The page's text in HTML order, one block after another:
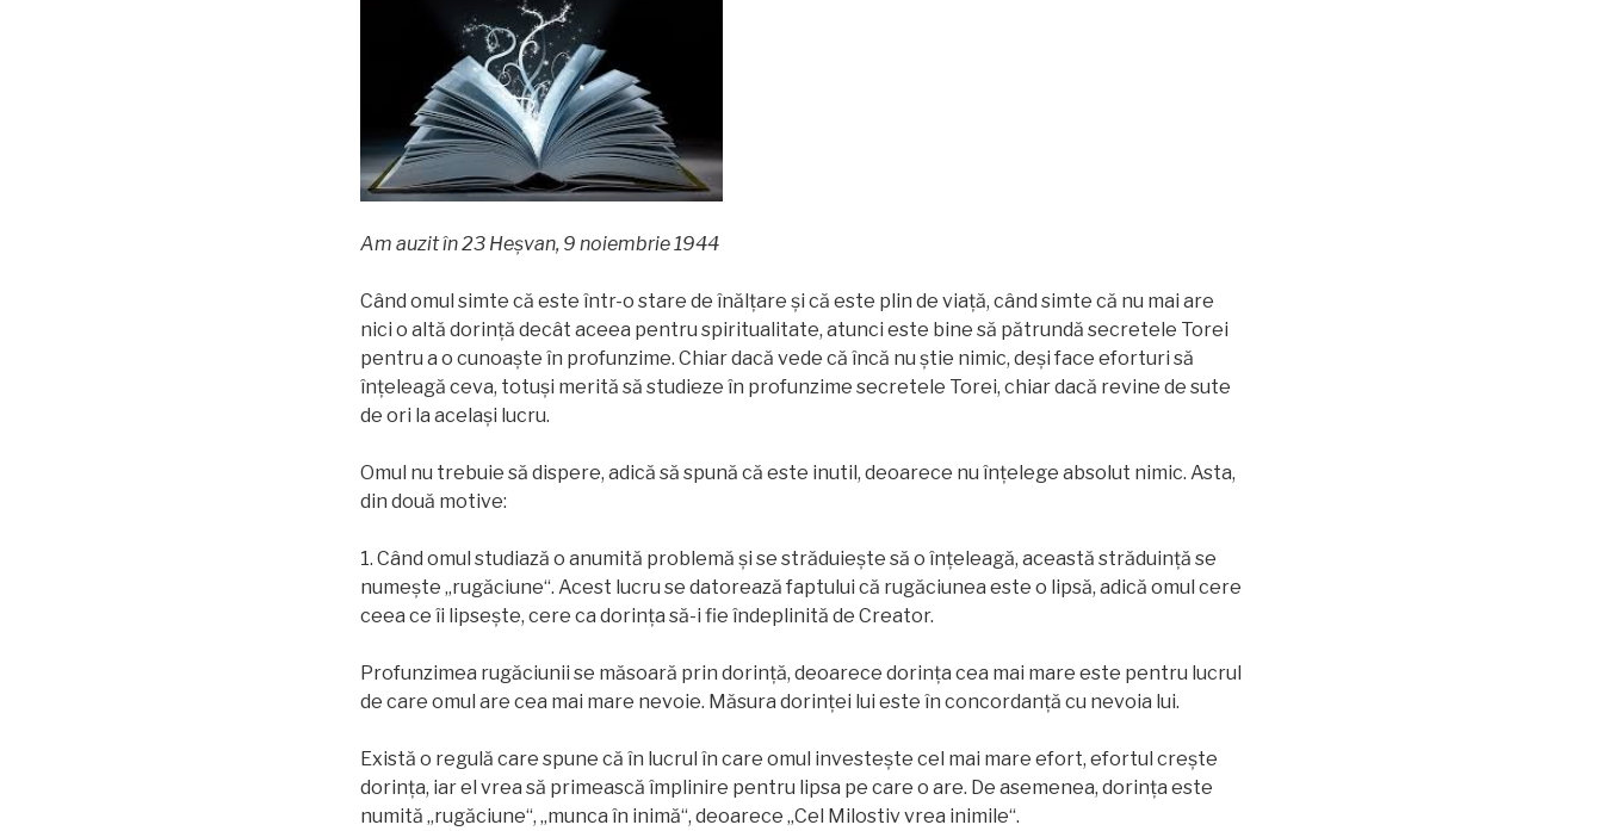
Am auzit în 23 Heșvan, 9 noiembrie 1944
Când omul simte că este într-o stare de înălţare şi că este plin de viaţă, când simte că nu mai are
nici o altă dorinţă decât aceea pentru spiritualitate, atunci este bine să pătrundă secretele Torei
pentru a o cunoaşte în profunzime. Chiar dacă vede că încă nu ştie nimic, deşi face eforturi să
înţeleagă ceva, totuşi merită să studieze în profunzime secretele Torei, chiar dacă revine de sute
de ori la acelaşi lucru.
Omul nu trebuie să dispere, adică să spună că este inutil, deoarece nu înţelege absolut nimic. Asta,
din două motive:
1. Când omul studiază o anumită problemă şi se străduieşte să o înţeleagă, această străduinţă se
numeşte „rugăciune“. Acest lucru se datorează faptului că rugăciunea este o lipsă, adică omul cere
ceea ce îi lipseşte, cere ca dorinţa să-i fie îndeplinită de Creator.
Profunzimea rugăciunii se măsoară prin dorinţă, deoarece dorinţa cea mai mare este pentru lucrul
de care omul are cea mai mare nevoie. Măsura dorinţei lui este în concordanţă cu nevoia lui.
Există o regulă care spune că în lucrul în care omul investeşte cel mai mare efort, efortul creşte
dorinţa, iar el vrea să primească împlinire pentru lipsa pe care o are. De asemenea, dorinţa este
numită „rugăciune“, „munca în inimă“, deoarece „Cel Milostiv vrea inimile“.